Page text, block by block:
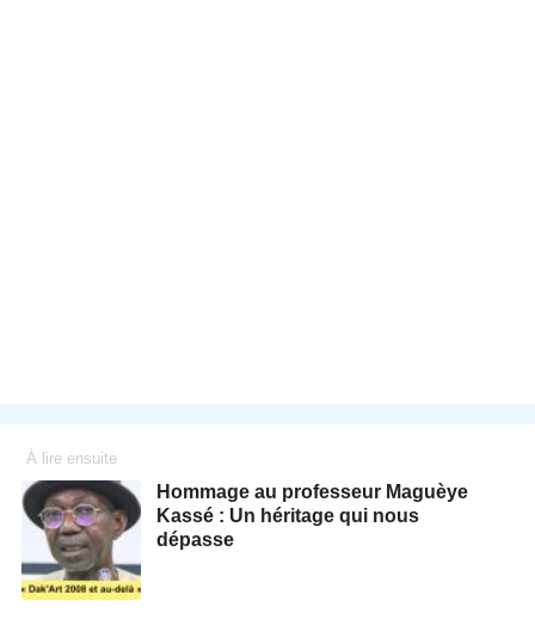
À lire ensuite
Hommage au professeur Maguèye
Kassé : Un héritage qui nous
dépasse